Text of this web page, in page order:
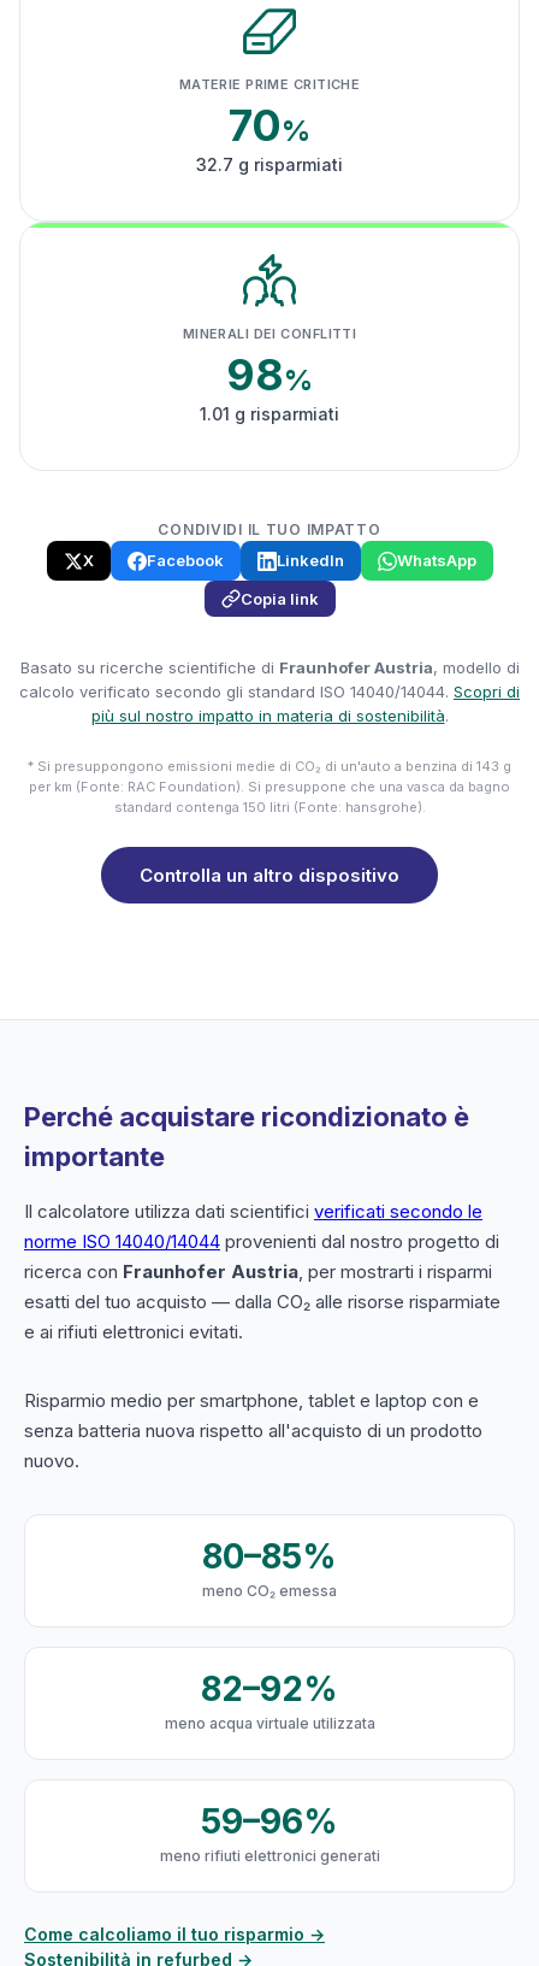
MATERIE PRIME CRITICHE
70%
32.7 g risparmiati
MINERALI DEI CONFLITTI
98%
1.01 g risparmiati
CONDIVIDI IL TUO IMPATTO
X Facebook LinkedIn
WhatsApp
Copia link
Basato su ricerche scientifiche di Fraunhofer Austria, modello di
calcolo verificato secondo gli standard ISO 14040/14044. Scopri di
più sul nostro impatto in materia di sostenibilità.
* Si presuppongono emissioni medie di CO₂ di un'auto a benzina di 143 g
per km (Fonte: RAC Foundation). Si presuppone che una vasca da bagno
standard contenga 150 litri (Fonte: hansgrohe).
Controlla un altro dispositivo
Perché acquistare ricondizionato è
importante
Il calcolatore utilizza dati scientifici verificati secondo le
norme ISO 14040/14044 provenienti dal nostro progetto di
ricerca con Fraunhofer Austria, per mostrarti i risparmi
esatti del tuo acquisto — dalla CO₂ alle risorse risparmiate
e ai rifiuti elettronici evitati.
Risparmio medio per smartphone, tablet e laptop con e
senza batteria nuova rispetto all'acquisto di un prodotto
nuovo.
80–85%
meno CO₂ emessa
82–92%
meno acqua virtuale utilizzata
59–96%
meno rifiuti elettronici generati
Come calcoliamo il tuo risparmio →
Sostenibilità in refurbed →